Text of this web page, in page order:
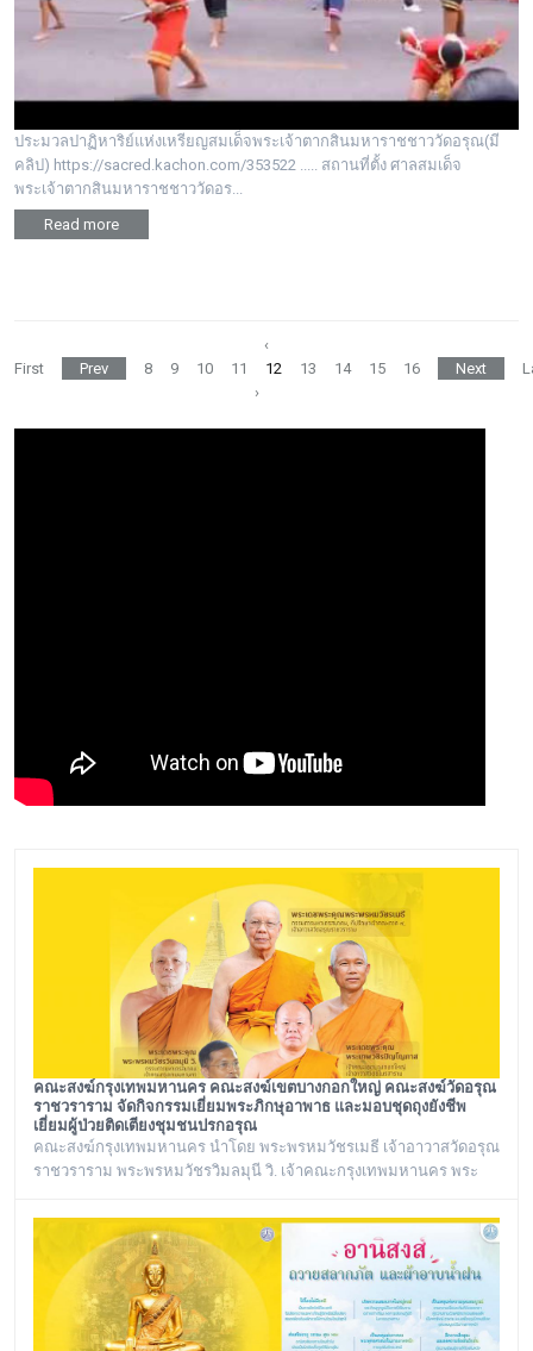
ประมวลปาฏิหาริย์แห่งเหรียญสมเด็จพระเจ้าตากสินมหาราชชาววัดอรุณ(มี
คลิป) https://sacred.kachon.com/353522 ..... สถานที่ตั้ง ศาลสมเด็จ
พระเจ้าตากสินมหาราชชาววัดอร...
Read more
‹
First
Prev 8 9 10 11 12 13 14 15 16 Next
›
คณะสงฆ์กรุงเทพมหานคร คณะสงฆ์เขตบางกอกใหญ่ คณะสงฆ์วัดอรุณ
ราชวราราม จัดกิจกรรมเยี่ยมพระภิกษุอาพาธ และมอบชุดถุงยังชีพ
เยี่ยมผู้ป่วยติดเตียงชุมชนปรกอรุณ
คณะสงฆ์กรุงเทพมหานคร นำโดย พระพรหมวัชรเมธี เจ้าอาวาสวัดอรุณ
ราชวราราม พระพรหมวัชรวิมลมุนี วิ. เจ้าคณะกรุงเทพมหานคร พระ
และ พระราชวชิรรัตนาภรณ์ ดร. (ชุมพร นิติสาโร) เจ้าคณะแขวงวัด
อรุณ, รองวัดอรุณราชวราราม นายเกียรติวิสุทธิ์ เพ็ชรหมื่นไวย ผู้อำนวย
การเขตบางกอกใหญ่ จัดโครงการเยี่ยมพระภิกษุอาพาธในเขต
บางกอกใหญ่ และเยี่ยม/มอบถุงยัง